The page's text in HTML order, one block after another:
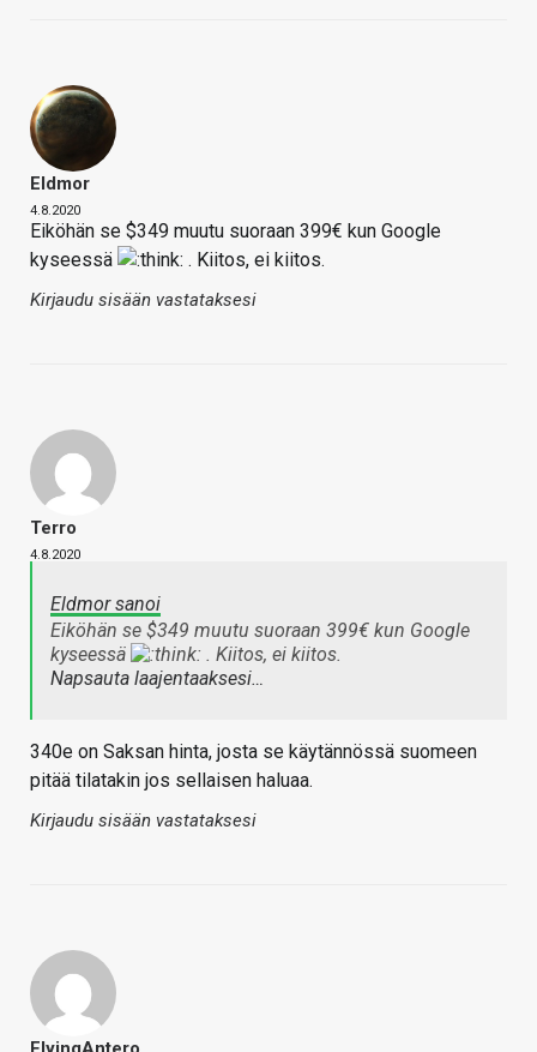
Eldmor
4.8.2020
Eiköhän se $349 muutu suoraan 399€ kun Google
kyseessä
. Kiitos, ei kiitos.
Kirjaudu sisään vastataksesi
Terro
4.8.2020
Eldmor sanoi
Eiköhän se $349 muutu suoraan 399€ kun Google
kyseessä
. Kiitos, ei kiitos.
Napsauta laajentaaksesi…
340e on Saksan hinta, josta se käytännössä suomeen
pitää tilatakin jos sellaisen haluaa.
Kirjaudu sisään vastataksesi